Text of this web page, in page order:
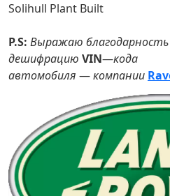
Solihull Plant Built
P.S: Выражаю благодарность
дешифрацию VIN—кода
автомобиля —компании